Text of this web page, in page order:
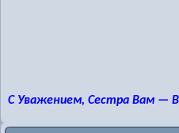
С Уважением, Сестра Вам —